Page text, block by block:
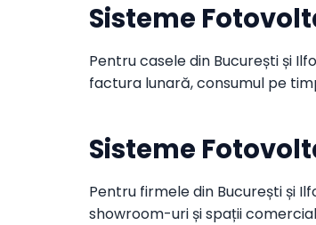
Sisteme
Pentru casele din București și
factura lunară, consumul pe
Sisteme
Pentru firmele din București și
showroom-uri și spații